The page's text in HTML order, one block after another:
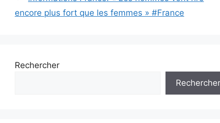
encore plus fort que les femmes » #France
Rechercher
Rechercher